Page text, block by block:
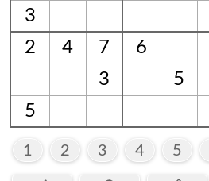
3
2
4 7
6
3
5
5
1 2 3 4 5